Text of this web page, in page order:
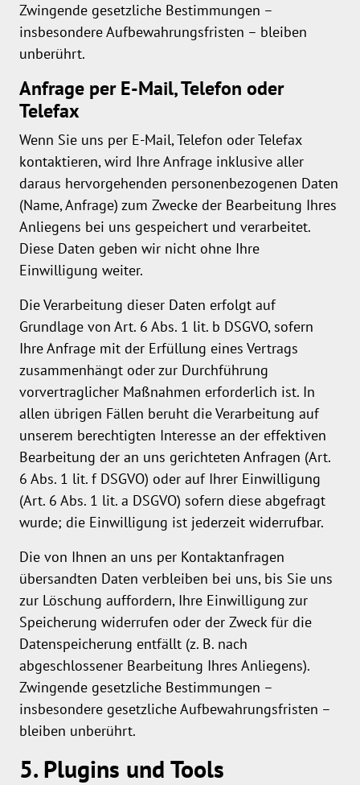
Zwingende gesetzliche Bestimmungen –
insbesondere Aufbewahrungsfristen – bleiben
unberührt.
Anfrage per E-Mail, Telefon oder
Telefax
Wenn Sie uns per E-Mail, Telefon oder Telefax
kontaktieren, wird Ihre Anfrage inklusive aller
daraus hervorgehenden personenbezogenen Daten
(Name, Anfrage) zum Zwecke der Bearbeitung Ihres
Anliegens bei uns gespeichert und verarbeitet.
Diese Daten geben wir nicht ohne Ihre
Einwilligung weiter.
Die Verarbeitung dieser Daten erfolgt auf
Grundlage von Art. 6 Abs. 1 lit. b DSGVO, sofern
Ihre Anfrage mit der Erfüllung eines Vertrags
zusammenhängt oder zur Durchführung
vorvertraglicher Maßnahmen erforderlich ist. In
allen übrigen Fällen beruht die Verarbeitung auf
unserem berechtigten Interesse an der effektiven
Bearbeitung der an uns gerichteten Anfragen (Art.
6 Abs. 1 lit. f DSGVO) oder auf Ihrer Einwilligung
(Art. 6 Abs. 1 lit. a DSGVO) sofern diese abgefragt
wurde; die Einwilligung ist jederzeit widerrufbar.
Die von Ihnen an uns per Kontaktanfragen
übersandten Daten verbleiben bei uns, bis Sie uns
zur Löschung auffordern, Ihre Einwilligung zur
Speicherung widerrufen oder der Zweck für die
Datenspeicherung entfällt (z. B. nach
abgeschlossener Bearbeitung Ihres Anliegens).
Zwingende gesetzliche Bestimmungen –
insbesondere gesetzliche Aufbewahrungsfristen –
bleiben unberührt.
5. Plugins und Tools